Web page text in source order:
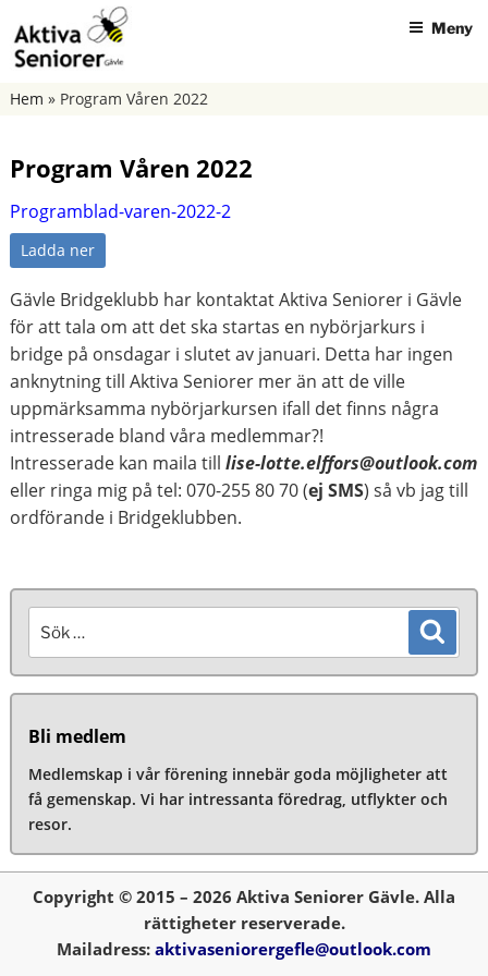
till
innehåll
AKTIVA SENIORER GÄVLE
Meny
Hem » Program Våren 2022
Program Våren 2022
Programblad-varen-2022-2
Ladda ner
Gävle Bridgeklubb har kontaktat Aktiva Seniorer i Gävle
för att tala om att det ska startas en nybörjarkurs i
bridge på onsdagar i slutet av januari. Detta har ingen
anknytning till Aktiva Seniorer mer än att de ville
uppmärksamma nybörjarkursen ifall det finns några
intresserade bland våra medlemmar?!
Intresserade kan maila till lise-lotte.elffors@outlook.com
eller ringa mig på tel: 070-255 80 70 (ej SMS) så vb jag till
ordförande i Bridgeklubben.
efter:
Bli medlem
Medlemskap i vår förening innebär goda möjligheter att
få gemenskap. Vi har intressanta föredrag, utflykter och
resor.
Copyright © 2015 – 2026 Aktiva Seniorer Gävle. Alla
rättigheter reserverade.
Mailadress: aktivaseniorergefle@outlook.com